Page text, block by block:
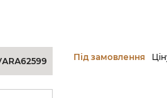
Під замовлення